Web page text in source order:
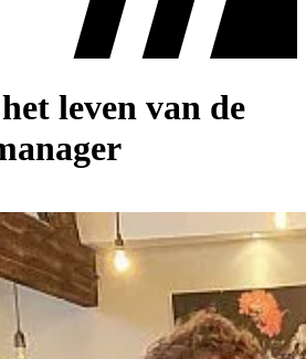
leven van de